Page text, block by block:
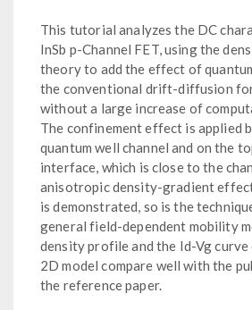
This tutorial analyzes the DC
InSb p-Channel FET, using the
theory to add the effect of
the conventional drift-diffusion
without a large increase of
The confinement effect is applied
quantum well channel and on the
interface, which is close to the
anisotropic density-gradient
is demonstrated, so is the
general field-dependent mobility
density profile and the Id-Vg
2D model compare well with the
the reference paper.